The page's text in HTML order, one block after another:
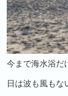
今まで海水浴だ
日は波も風もな